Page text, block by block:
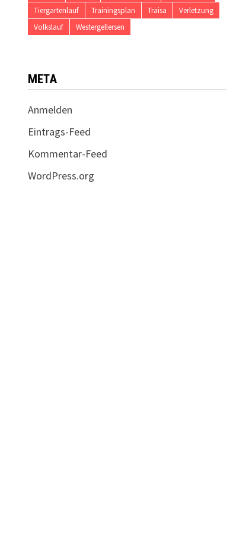
Tiergartenlauf
Trainingsplan Traisa
Verletzung
Volkslauf
Westergellersen
META
Anmelden
Eintrags-Feed
Kommentar-Feed
WordPress.org